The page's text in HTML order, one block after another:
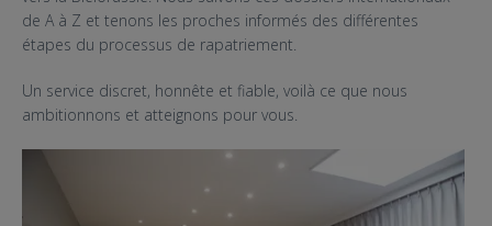
de A à Z et tenons les proches informés des différentes
étapes du processus de rapatriement.
Un service discret, honnête et fiable, voilà ce que nous
ambitionnons et atteignons pour vous.